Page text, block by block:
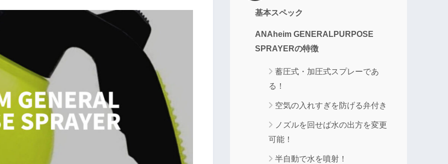
基本スペック
ANAheim GENERALPURPOSE
SPRAYERの特徴
蓄圧式・加圧式スプレーであ
る！
空気の入れすぎを防げる弁付き
ノズルを回せば水の出方を変更
可能！
半自動で水を噴射！